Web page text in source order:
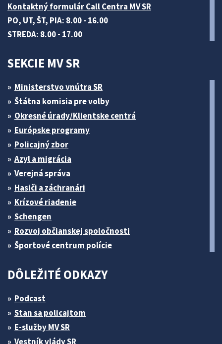
Kontaktný formulár Call Centra MV SR
PO, UT, ŠT, PIA: 8.00 - 16.00
STREDA: 8.00 - 17.00
SEKCIE MV SR
Ministerstvo vnútra SR
Štátna komisia pre volby
Okresné úrady/Klientske centrá
Európske programy
Policajný zbor
Azyl a migrácia
Verejná správa
Hasiči a záchranári
Krízové riadenie
Schengen
Rozvoj občianskej spoločnosti
Športové centrum polície
DÔLEŽITÉ ODKAZY
Podcast
Stan sa policajtom
E-služby MV SR
Vestník vlády SR